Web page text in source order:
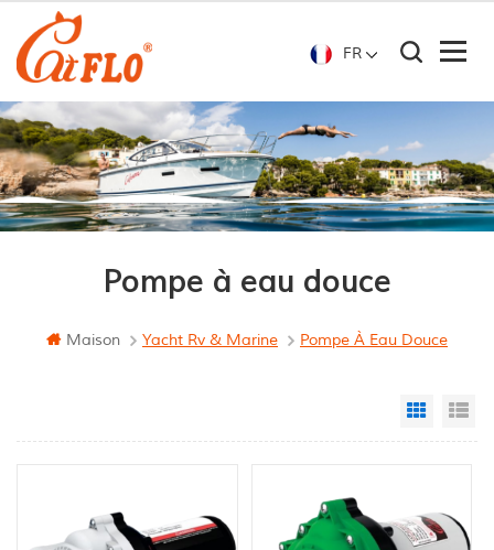
FR
Pompe à eau douce
Maison Yacht Rv & Marine Pompe À Eau Douce
Grid